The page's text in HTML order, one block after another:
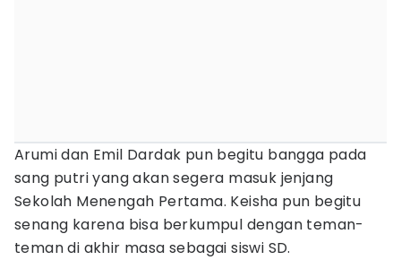
Arumi dan Emil Dardak pun begitu bangga pada
sang putri yang akan segera masuk jenjang
Sekolah Menengah Pertama. Keisha pun begitu
senang karena bisa berkumpul dengan teman-
teman di akhir masa sebagai siswi SD.